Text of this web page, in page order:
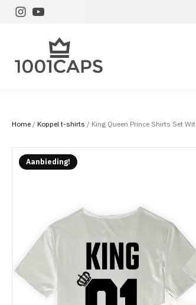
Home / Koppel t-shirts / King Queen Prince Shirts Set Wit
Aanbieding!